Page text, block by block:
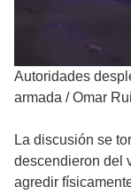
Autoridades
armada /Omar
La discusión se
descendieron del
agredir